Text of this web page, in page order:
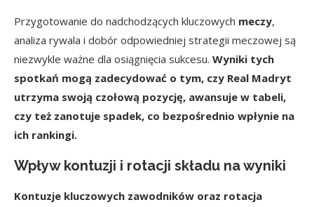
Przygotowanie do nadchodzących kluczowych meczy,
analiza rywala i dobór odpowiedniej strategii meczowej są
niezwykle ważne dla osiągnięcia sukcesu. Wyniki tych
spotkań mogą zadecydować o tym, czy Real Madryt
utrzyma swoją czołową pozycję, awansuje w tabeli,
czy też zanotuje spadek, co bezpośrednio wpłynie na
ich rankingi.
Wpływ kontuzji i rotacji składu na wyniki
Kontuzje kluczowych zawodników oraz rotacja